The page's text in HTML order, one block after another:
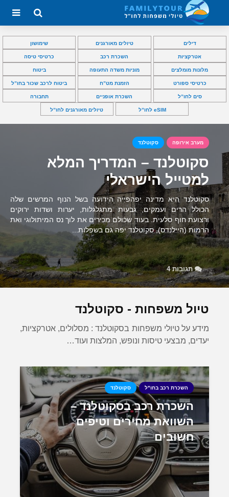
דילים טיולים מאורגנים שימושון
אטרקציות השכרת רכב כרטיסי טיסה
מלונות מומלצים מוניות משדה התעופה ביטוח
כרטיסי ספורט הזמנת מט”ח ביטוח לרכב שכור בחו”ל
סים לחו”ל השכרת אופניים תחבורה
eSIM לחו”ל טיולים מאורגנים לחו”ל
מערב אירופה סקוטלנד
סקוטלנד – המדריך המלא
למטייל הישראלי
סקוטלנד היא מדינה יפהפייה הידועה בשל הנוף המרשים שלה
הכולל הרים ועמקים, גבעות מתגלגלות, יערות ושדות ירוקים
ורצועת חוף סלעית. בעוד שכולם מכירים את לוך נס המיתולוגי ואת
הרמות (היילנדס), סקוטלנד יפה גם בשפלות...
תגובות 4
טיול משפחות - סקוטלנד
מידע על טיולי משפחות בסקוטלנד : מסלולים, אטרקציות,
יעדים, מבצעי טיסות ונופש, המלצות ועוד…
השכרת רכב בחו"ל סקוטלנד
השכרת רכב בסקוטלנד –
השוואת מחירים וטיפים
חשובים